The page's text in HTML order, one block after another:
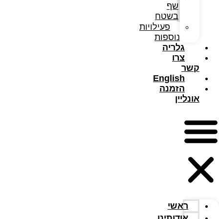
שף
בשטח
פעילויות
נוספות
גלריה
צרו
קשר
English
הזמנה
אונליין
ראשי
Adventure
f
Tripadvisor
מפת אתר